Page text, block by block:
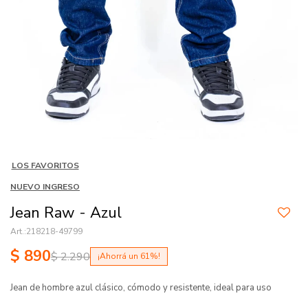
LOS FAVORITOS
NUEVO INGRESO
Jean Raw - Azul
218218-49799
$ 890$2.290 61
Jean de hombre azul clásico, cómodo y resistente, ideal para uso